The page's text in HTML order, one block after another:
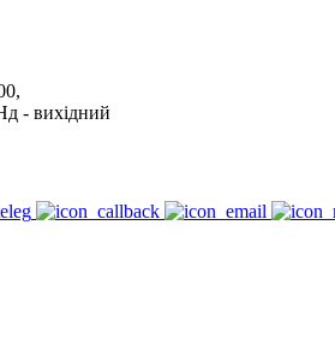
- вихідний